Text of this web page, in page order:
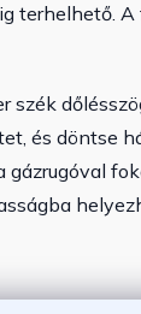
terhelhető.
szék
és döntse
gázrugóval